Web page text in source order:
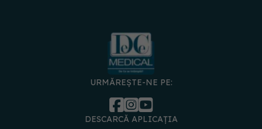
URMĂREȘTE-NE PE:
DESCARCĂ APLICAȚIA